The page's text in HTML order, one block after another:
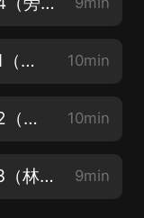
非我傾城005救情人少將身死1（秦歌+上官驚鴻：穩得高處） 10min
非我傾城006救情人少將身死2（上官驚驄：麥瘋的思遠） 10min
非我傾城007救情人少將身死3（林思微+沈清苓：墨筱曉） 9min